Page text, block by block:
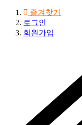
즐겨찾기
로그인
회원가입